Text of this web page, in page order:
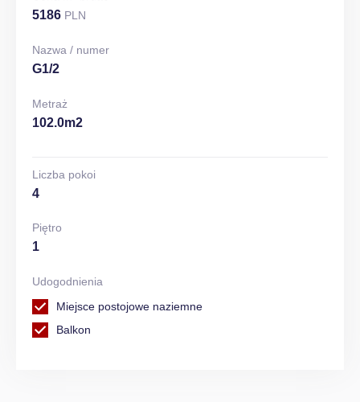
5186 PLN
Nazwa / numer
G1/2
Metraż
102.0m2
Liczba pokoi
4
Piętro
1
Udogodnienia
Miejsce postojowe naziemne
Balkon